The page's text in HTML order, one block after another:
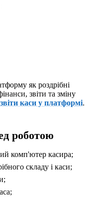
як роздрібні
звіти та зміну
каси у платформі.
роботою
комп'ютер касира;
складу і каси;